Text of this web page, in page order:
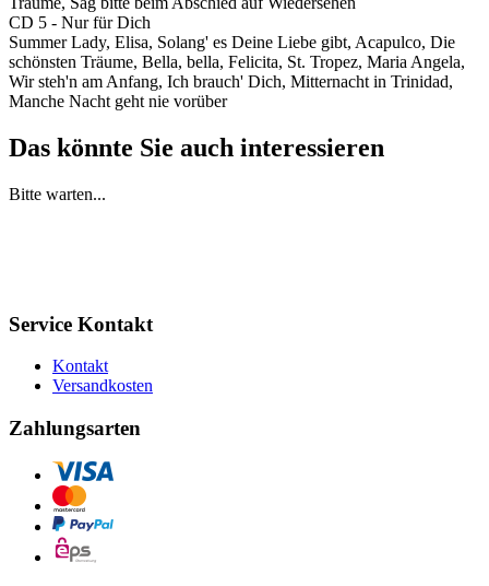
CD 5 - Nur für Dich
Summer Lady, Elisa, Solang' es Deine Liebe gibt, Acapulco, Die
schönsten Träume, Bella, bella, Felicita, St. Tropez, Maria Angela,
Wir steh'n am Anfang, Ich brauch' Dich, Mitternacht in Trinidad,
Manche Nacht geht nie vorüber
Das könnte Sie auch interessieren
Bitte warten...
Service Kontakt
Kontakt
Versandkosten
Zahlungsarten